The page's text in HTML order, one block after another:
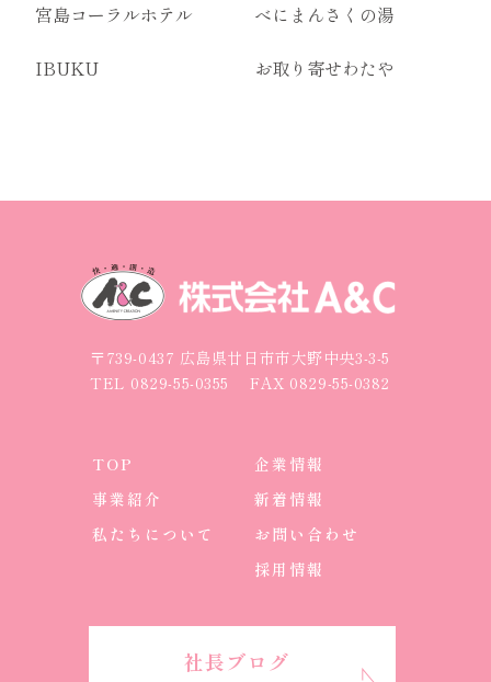
宮島コーラルホテル べにまんさくの湯
IBUKU お取り寄せわたや
〒739-0437 広島県廿日市市大野中央3-3-5
TEL 0829-55-0355 FAX 0829-55-0382
TOP
事業紹介
私たちについて
企業情報
新着情報
お問い合わせ
採用情報
社長ブログ